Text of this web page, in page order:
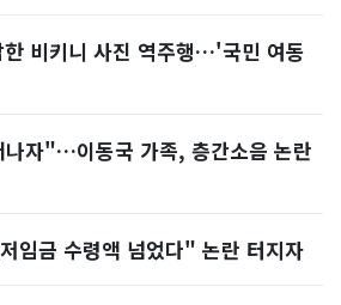
한 비키니 사진 역주행…'국민 여동
자"…이동국 가족, 층간소음 논란
임금 수령액 넘었다" 논란 터지자